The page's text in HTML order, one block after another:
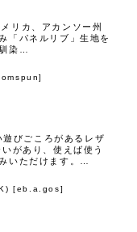
リカ、アカンソー州
「パネルリブ」生地を
染…
]
びごころがあるレザ
があり、使えば使う
いただけます。…
[eb.a.gos]